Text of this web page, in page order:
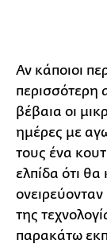
Αν κάποιοι
περισσότερη
βέβαια οι
ημέρες με
τους ένα
ελπίδα ότι
της
παρακάτω